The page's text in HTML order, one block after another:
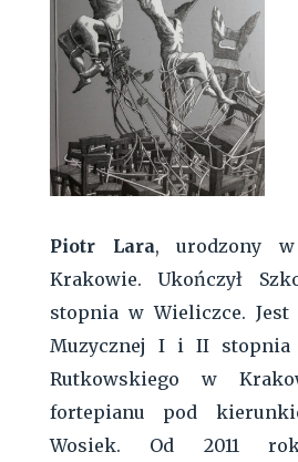
Piotr Lara, urodzony
Krakowie. Ukończył
stopnia w Wieliczce. Jest
Muzycznej I i II stopnia
Rutkowskiego w
fortepianu pod
Wosiek. Od 2011